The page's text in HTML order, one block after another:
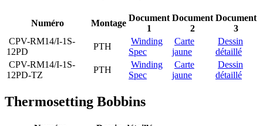
Numéro Montage
Document
1
Document
2
Document
3
CPV-RM14/I-1S-
12PD
PTH
Winding
Spec
Carte
jaune
Dessin
détaillé
CPV-RM14/I-1S-
12PD-TZ
PTH
Winding
Spec
Carte
jaune
Dessin
détaillé
Thermosetting Bobbins